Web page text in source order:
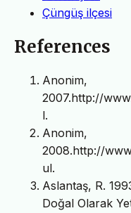
Çüngüş ilçesi
References
Anonim,
2007.http://
l.
Anonim,
2008.http://
ul.
Aslantaş, R.
Doğal Olarak